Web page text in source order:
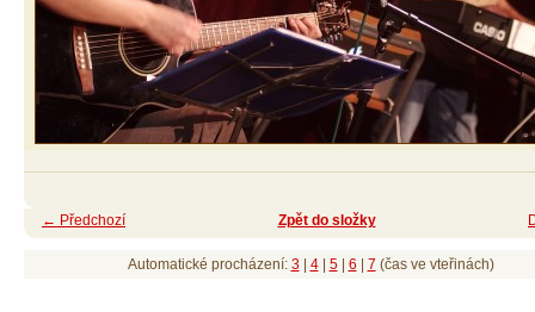
← Předchozí Zpět do složky
Automatické procházení: 3| 4| 5| 6 7 (čas ve vteřinách)